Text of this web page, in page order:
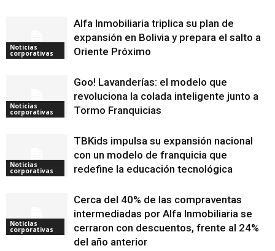
Noticias
corporativas
Alfa Inmobiliaria triplica su plan de
expansión en Bolivia y prepara el salto a
Oriente Próximo
Noticias
corporativas
Goo! Lavanderías: el modelo que
revoluciona la colada inteligente junto a
Tormo Franquicias
Noticias
corporativas
TBKids impulsa su expansión nacional
con un modelo de franquicia que
redefine la educación tecnológica
Noticias
corporativas
Cerca del 40% de las compraventas
intermediadas por Alfa Inmobiliaria se
cerraron con descuentos, frente al 24%
del año anterior